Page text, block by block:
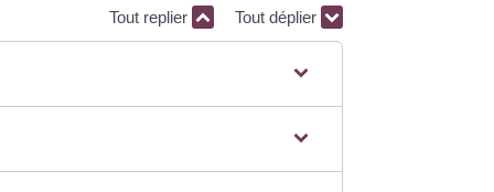
Tout replier Tout déplier